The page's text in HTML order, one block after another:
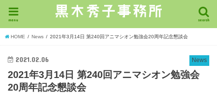
search
menu
HOME News 2021年3月14日 第240回アニマシオン勉強会20周年記念懇談会
News
2021.02.06
2021年3月14日 第240回アニマシオン勉強会
20周年記念懇談会